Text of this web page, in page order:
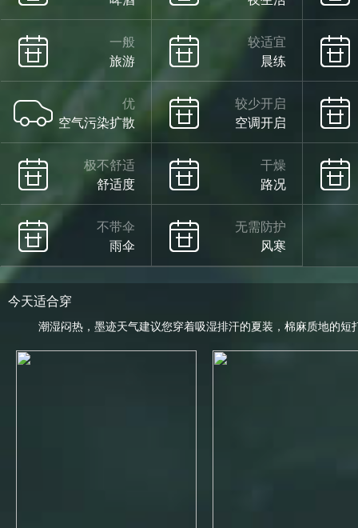
一般
旅游
较适宜
晨练
优
空气污染扩散
较少开启
空调开启
极不舒适
舒适度
干燥
路况
不带伞
雨伞
无需防护
风寒
今天适合穿
潮湿闷热，墨迹天气建议您穿着吸湿排汗的夏装，棉麻质地的短